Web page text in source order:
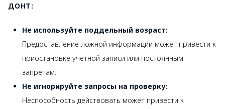
ДОНТ:
Не используйте поддельный возраст:
Предоставление ложной информации может привести к
приостановке учетной записи или постоянным
запретам.
Не игнорируйте запросы на проверку:
Неспособность действовать может привести к